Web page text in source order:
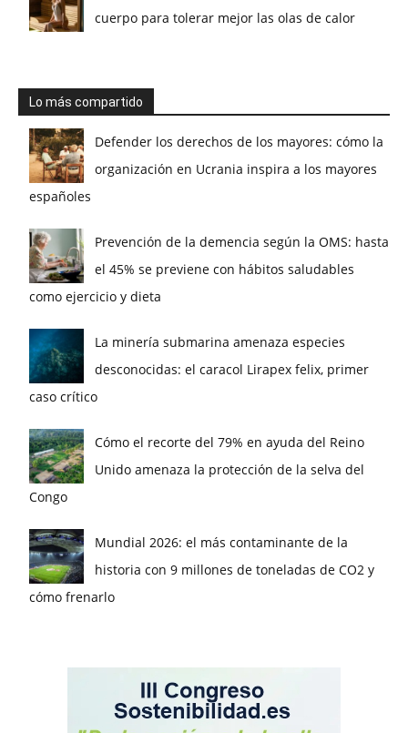
cuerpo para tolerar mejor las olas de calor
Lo más compartido
Defender los derechos de los mayores: cómo la
organización en Ucrania inspira a los mayores
españoles
Prevención de la demencia según la OMS: hasta
el 45% se previene con hábitos saludables
como ejercicio y dieta
La minería submarina amenaza especies
desconocidas: el caracol Lirapex felix, primer
caso crítico
Cómo el recorte del 79% en ayuda del Reino
Unido amenaza la protección de la selva del
Congo
Mundial 2026: el más contaminante de la
historia con 9 millones de toneladas de CO2 y
cómo frenarlo